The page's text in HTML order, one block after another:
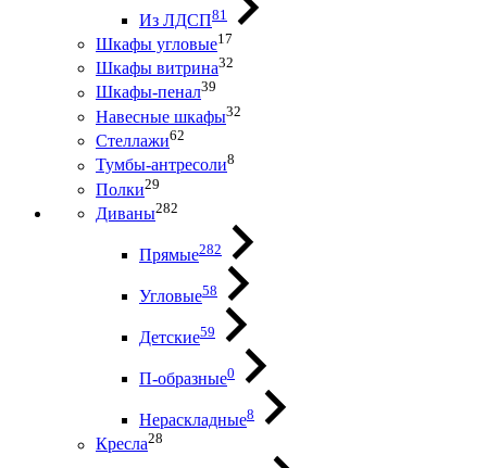
Из ЛДСП81
Шкафы угловые17
Шкафы витрина32
Шкафы-пенал39
Навесные шкафы32
Стеллажи62
Тумбы-антресоли8
Полки29
Диваны282
Прямые282
Угловые58
Детские59
П-образные0
Нераскладные8
Кресла28